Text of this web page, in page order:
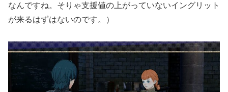
なんですね。そりゃ支援値の上がっていないイングリット
が来るはずはないのです。）